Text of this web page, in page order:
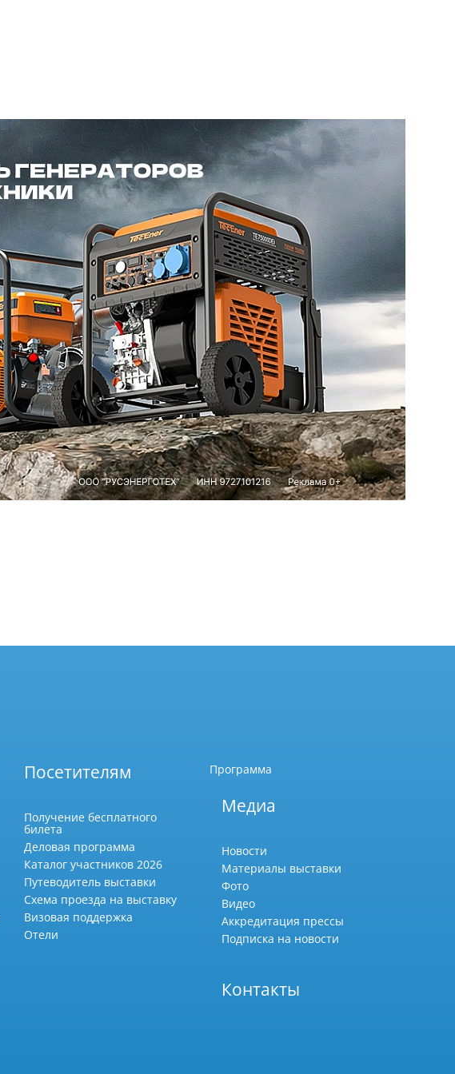
Посетителям
Получение бесплатного
билета
Деловая программа
Каталог участников 2026
Путеводитель выставки
Схема проезда на выставку
Визовая поддержка
Отели
Программа
Медиа
Новости
Материалы выставки
Фото
Видео
Аккредитация прессы
Подписка на новости
Контакты